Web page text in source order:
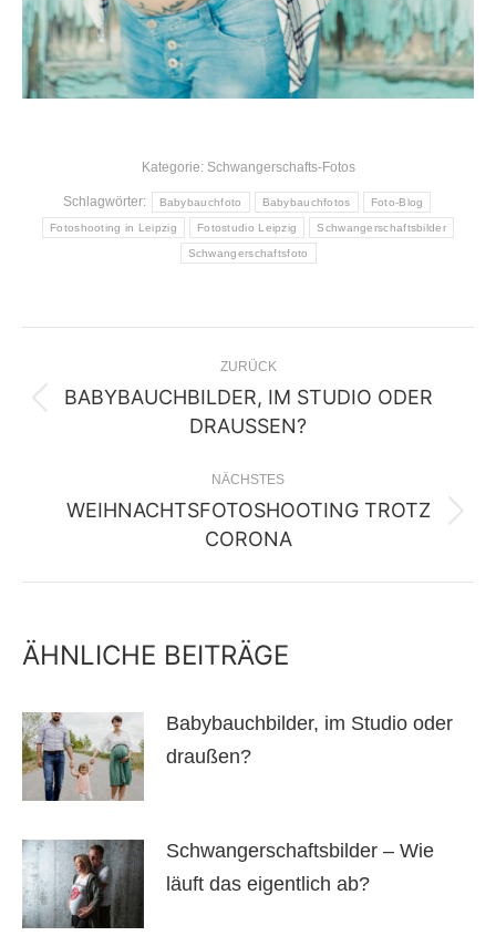
Kategorie: Schwangerschafts-Fotos
Schlagwörter: Babybauchfoto Babybauchfotos Foto-Blog
Fotoshooting in Leipzig Fotostudio Leipzig Schwangerschaftsbilder
Schwangerschaftsfoto
ZURÜCK
Vorheriger
BABYBAUCHBILDER, IM STUDIO ODER
DRAUSSEN?
NÄCHSTES
Nächster
WEIHNACHTSFOTOSHOOTING TROTZ
CORONA
ÄHNLICHE BEITRÄGE
Babybauchbilder, im Studio oder
draußen?
Schwangerschaftsbilder – Wie
läuft das eigentlich ab?